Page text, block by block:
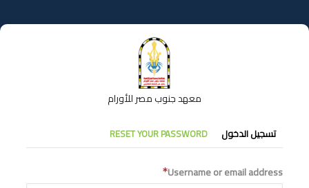
إلى
المحتوى
معهد جنوب مصر للأورام
التبويبات
الأساسية
تسجيل الدخول RESET YOUR PASSWORD
Username or email address